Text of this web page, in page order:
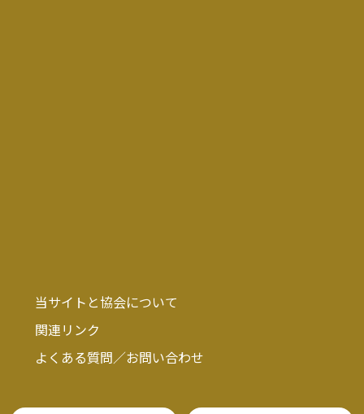
当サイトと協会について
関連リンク
よくある質問／お問い合わせ